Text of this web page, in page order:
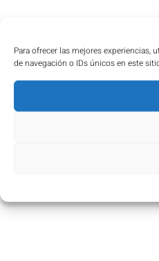
Para ofrecer las mejores
de navegación o IDs únicos en este